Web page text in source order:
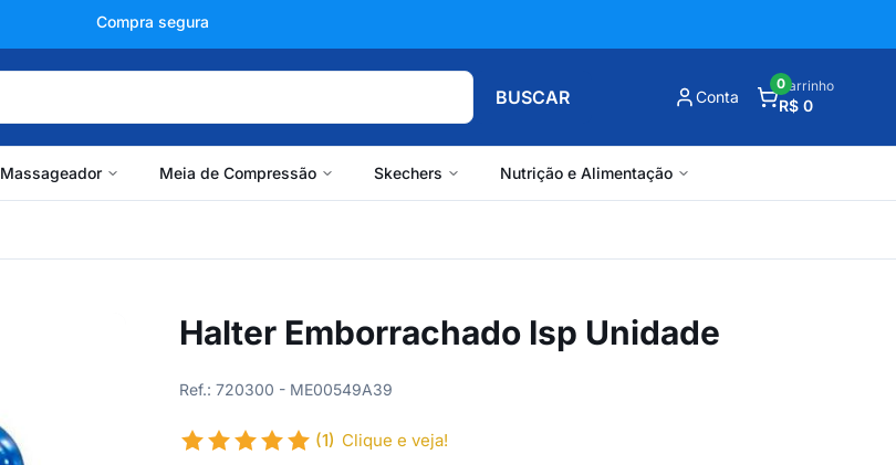
+150 mil avaliações
BUSCAR Conta
Carrinho
R$ 0
0
Massageador Meia de Compressão Skechers Nutrição e Alimentação
Halter Emborrachado Isp Unidade
Ref.: 720300 - ME00549A39
(1) Clique e veja!